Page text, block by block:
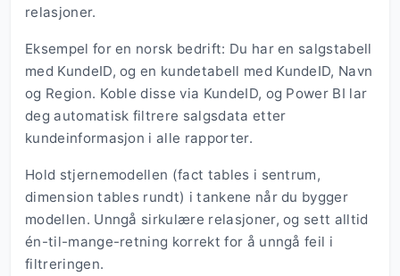
relasjoner.
Eksempel for en norsk bedrift: Du har en salgstabell
med KundeID, og en kundetabell med KundeID, Navn
og Region. Koble disse via KundeID, og Power BI lar
deg automatisk filtrere salgsdata etter
kundeinformasjon i alle rapporter.
Hold stjernemodellen (fact tables i sentrum,
dimension tables rundt) i tankene når du bygger
modellen. Unngå sirkulære relasjoner, og sett alltid
én-til-mange-retning korrekt for å unngå feil i
filtreringen.